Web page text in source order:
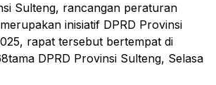
Sulteng, rancangan peraturan
inisiatif DPRD Provinsi
rapat tersebut bertempat di
DPRD Provinsi Sulteng, Selasa